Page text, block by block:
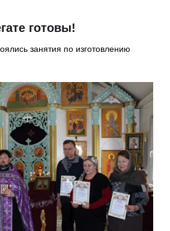
готовы!
занятия по изготовлению